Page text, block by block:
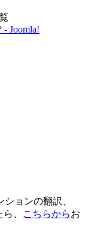
- Joomla!
ョンの翻訳、
、
こちらからお